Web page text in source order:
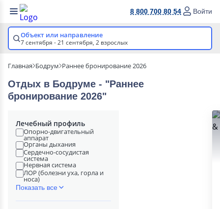
8 800 700 80 54 Войти
Объект или направление
7 сентября - 21 сентября, 2 взрослых
Главная Бодрум Раннее бронирование 2026
Отдых в Бодруме - "Раннее
бронирование 2026"
Лечебный профиль
Опорно-двигательный
аппарат
Органы дыхания
Сердечно-сосудистая
система
Нервная система
ЛОР (болезни уха, горла и
носа)
Показать все